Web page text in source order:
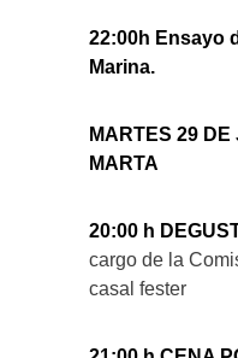
22:00h Ensayo
Marina.
MARTES 29
MARTA
20:00 h
cargo de la
casal fester